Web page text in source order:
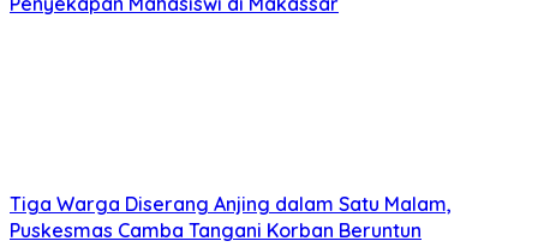
Tiga Warga Diserang Anjing dalam Satu Malam,
Puskesmas Camba Tangani Korban Beruntun